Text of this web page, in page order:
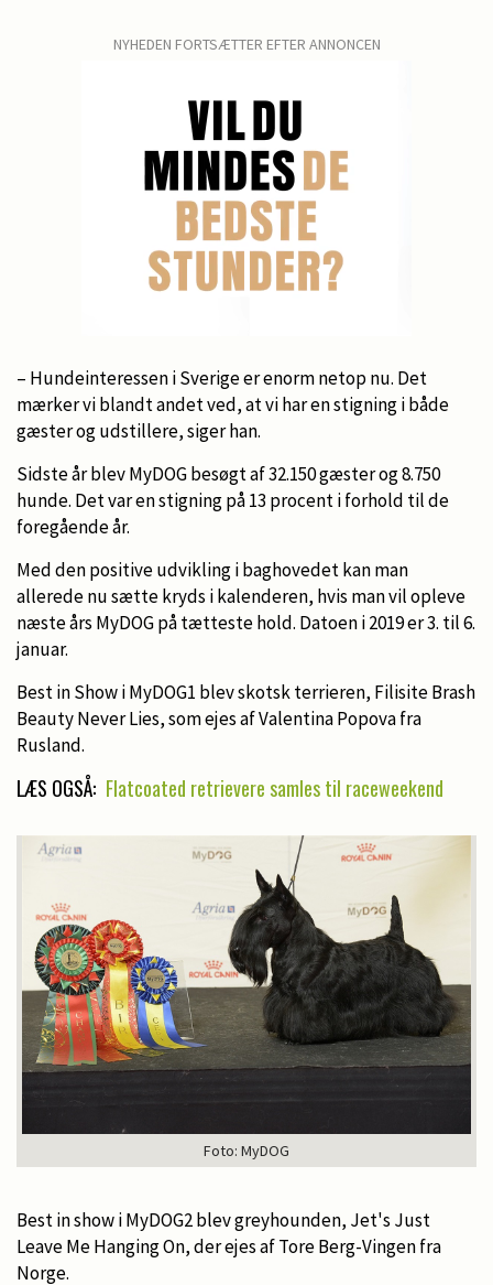
NYHEDEN FORTSÆTTER EFTER ANNONCEN
– Hundeinteressen i Sverige er enorm netop nu. Det
mærker vi blandt andet ved, at vi har en stigning i både
gæster og udstillere, siger han.
Sidste år blev MyDOG besøgt af 32.150 gæster og 8.750
hunde. Det var en stigning på 13 procent i forhold til de
foregående år.
Med den positive udvikling i baghovedet kan man
allerede nu sætte kryds i kalenderen, hvis man vil opleve
næste års MyDOG på tætteste hold. Datoen i 2019 er 3. til 6.
januar.
Best in Show i MyDOG1 blev skotsk terrieren, Filisite Brash
Beauty Never Lies, som ejes af Valentina Popova fra
Rusland.
LÆS OGSÅ: Flatcoated retrievere samles til raceweekend
Foto: MyDOG
Best in show i MyDOG2 blev greyhounden, Jet's Just
Leave Me Hanging On, der ejes af Tore Berg-Vingen fra
Norge.